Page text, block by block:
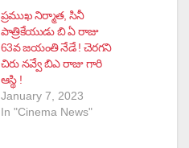
ప్రముఖ నిర్మాత, సినీ
పాత్రికేయుడు బి ఏ రాజు
63వ జయంతి నేడే ! చెరగని
చిరు నవ్వే బిఎ రాజు గారి
ఆస్థి !
January 7, 2023
In "Cinema News"